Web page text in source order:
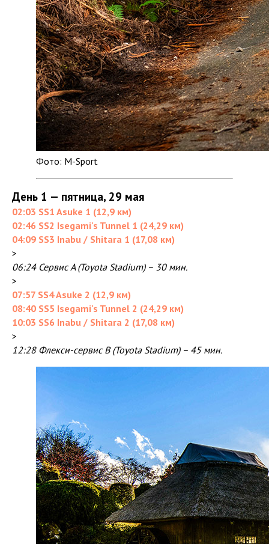
Фото: M-Sport
День 1 — пятница, 29 мая
02:03 SS1 Asuke 1 (12,9 км)
02:46 SS2 Isegami's Tunnel 1 (24,29 км)
04:09 SS3 Inabu / Shitara 1 (17,08 км)
>
06:24 Сервис A (Toyota Stadium) – 30 мин.
>
07:57 SS4 Asuke 2 (12,9 км)
08:40 SS5 Isegami's Tunnel 2 (24,29 км)
10:03 SS6 Inabu / Shitara 2 (17,08 км)
>
12:28 Флекси-сервис B (Toyota Stadium) – 45 мин.